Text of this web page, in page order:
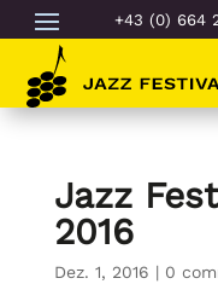
+43 (0) 664
Jazz
2016
Dez. 1, 2016 | 0